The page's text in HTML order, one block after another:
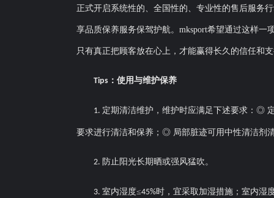
正式开启系统性的、全国性的、专业性的售后服务
享品质保养服务保驾护航。mksport希望通过这样一
只有真正把顾客放在心上，才能赢得长久的信任和
Tips ：使用与维护保养
1. 定期清洁维护，维护时应满足下述要求：◎
要求进行清洁和保养；◎ 局部脏迹可用中性清洁剂
2. 防止阳光长期晒或强风猛吹。
3. 室内湿度≤45%时，宜采取加湿措施；室内湿